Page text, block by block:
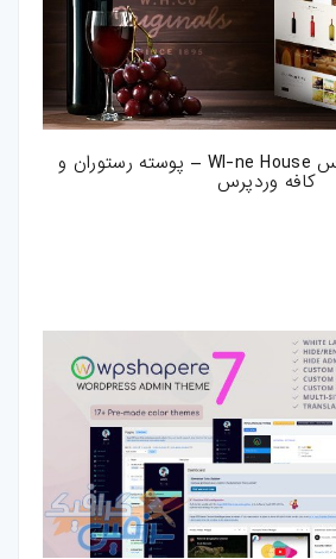
دانلود قالب وردپرس WI-ne House – پوسته رستوران و
کافه وردپرس